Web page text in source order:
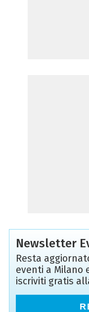
Newsletter
Resta
eventi a Milano
iscriviti gratis